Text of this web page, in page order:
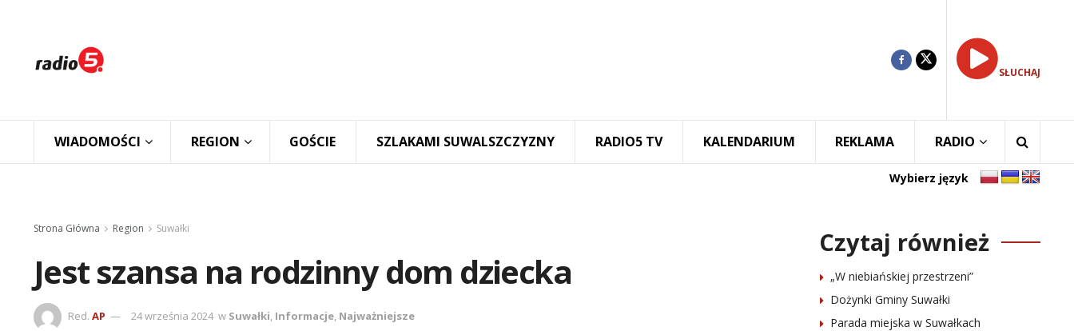
SŁUCHAJ
WIADOMOŚCI REGION GOŚCIE SZLAKAMI SUWALSZCZYZNY RADIO5 TV KALENDARIUM REKLAMA RADIO
Wybierz język
Strona Główna Region Suwałki
Jest szansa na rodzinny dom dziecka
Red. AP 24 września 2024 w Suwałki, Informacje, Najważniejsze
Czytaj również
„W niebiańskiej przestrzeni”
Dożynki Gminy Suwałki
Parada miejska w Suwałkach